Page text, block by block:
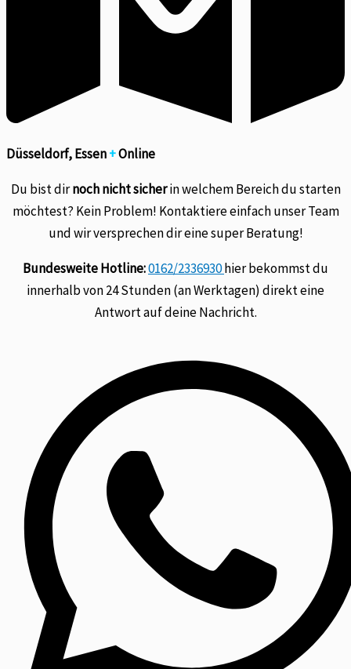
Düsseldorf, Essen+Online
Du bist dirnoch nicht sicherin welchem Bereich du starten
möchtest? Kein Problem! Kontaktiere einfach unser Team
und wir versprechen dir eine super Beratung!
Bundesweite Hotline:0162/2336930hier bekommst du
innerhalb von 24 Stunden (an Werktagen) direkt eine
Antwort auf deine Nachricht.